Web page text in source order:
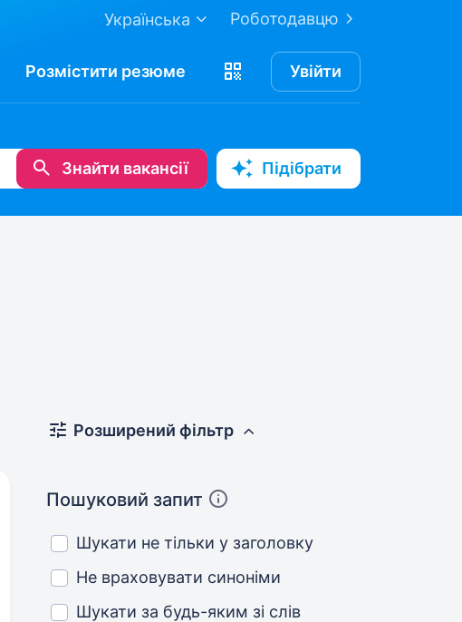
Роботодавцю
Українська
Розмістити резюме Увійти
Знайти вакансії Підібрати
Розширений фільтр
Пошуковий запит
Шукати не тільки у заголовку
Не враховувати синоніми
Шукати за будь-яким зі слів